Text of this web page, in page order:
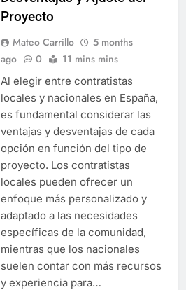
Proyecto
Mateo Carrillo
5 months
ago
0 11 mins mins
Al elegir entre contratistas
locales y nacionales en España,
es fundamental considerar las
ventajas y desventajas de cada
opción en función del tipo de
proyecto. Los contratistas
locales pueden ofrecer un
enfoque más personalizado y
adaptado a las necesidades
específicas de la comunidad,
mientras que los nacionales
suelen contar con más recursos
y experiencia para…